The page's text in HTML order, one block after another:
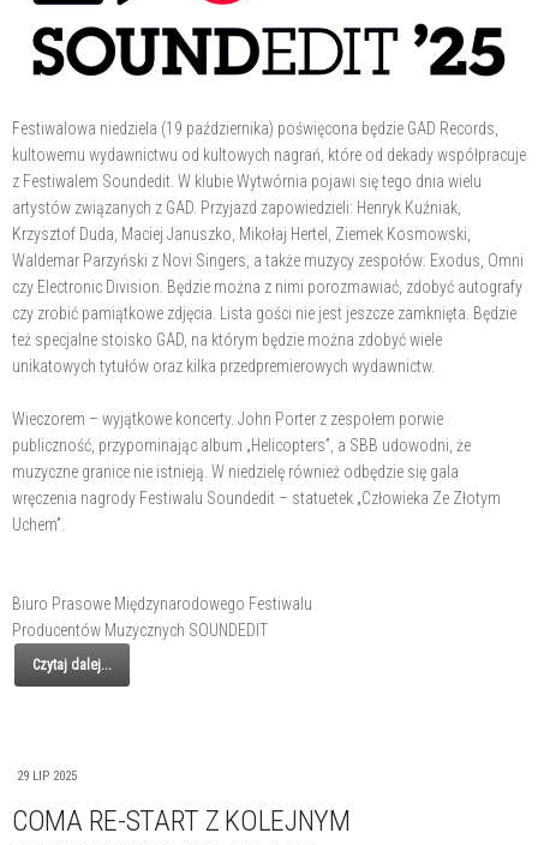
Festiwalowa niedziela (19 października) poświęcona będzie GAD Records,
kultowemu wydawnictwu od kultowych nagrań, które od dekady współpracuje
z Festiwalem Soundedit. W klubie Wytwórnia pojawi się tego dnia wielu
artystów związanych z GAD. Przyjazd zapowiedzieli: Henryk Kuźniak,
Krzysztof Duda, Maciej Januszko, Mikołaj Hertel, Ziemek Kosmowski,
Waldemar Parzyński z Novi Singers, a także muzycy zespołów: Exodus, Omni
czy Electronic Division. Będzie można z nimi porozmawiać, zdobyć autografy
czy zrobić pamiątkowe zdjęcia. Lista gości nie jest jeszcze zamknięta. Będzie
też specjalne stoisko GAD, na którym będzie można zdobyć wiele
unikatowych tytułów oraz kilka przedpremierowych wydawnictw.
Wieczorem – wyjątkowe koncerty. John Porter z zespołem porwie
publiczność, przypominając album „Helicopters”, a SBB udowodni, że
muzyczne granice nie istnieją. W niedzielę również odbędzie się gala
wręczenia nagrody Festiwalu Soundedit – statuetek „Człowieka Ze Złotym
Uchem”.
Biuro Prasowe Międzynarodowego Festiwalu
Producentów Muzycznych SOUNDEDIT
Czytaj dalej...
29 LIP 2025
COMA RE-START Z KOLEJNYM